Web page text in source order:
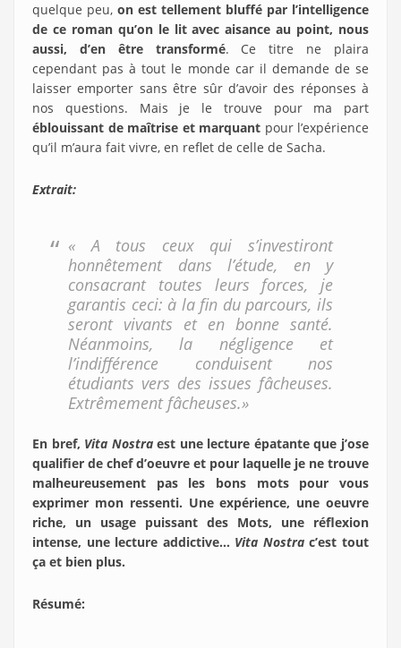
quelque peu, on est tellement bluffé par l’intelligence
de ce roman qu’on le lit avec aisance au point, nous
aussi, d’en être transformé. Ce titre ne plaira
cependant pas à tout le monde car il demande de se
laisser emporter sans être sûr d’avoir des réponses à
nos questions. Mais je le trouve pour ma part
éblouissant de maîtrise et marquant pour l’expérience
qu’il m’aura fait vivre, en reflet de celle de Sacha.
Extrait:
« A tous ceux qui s’investiront
honnêtement dans l’étude, en y
consacrant toutes leurs forces, je
garantis ceci: à la fin du parcours, ils
seront vivants et en bonne santé.
Néanmoins, la négligence et
l’indifférence conduisent nos
étudiants vers des issues fâcheuses.
Extrêmement fâcheuses.»
En bref, Vita Nostraest une lecture épatante que j’ose
qualifier de chef d’oeuvre et pour laquelle je ne trouve
malheureusement pas les bons mots pour vous
exprimer mon ressenti. Une expérience, une oeuvre
riche, un usage puissant des Mots, une réflexion
intense, une lecture addictive… Vita Nostrac’est tout
ça et bien plus.
Résumé: